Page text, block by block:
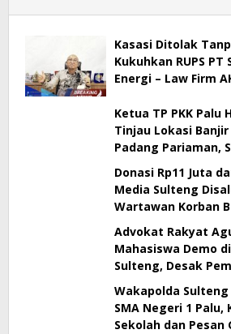
Kasasi Ditolak
Kukuhkan RUPS
Energi – Law Firm
Ketua TP PKK Palu
Tinjau Lokasi
Padang Pariaman,
& Dampingi
dari Pemkot Palu
Donasi Rp11 Juta
Media Sulteng
Wartawan Korban
Advokat Rakyat
Mahasiswa Demo
Sulteng, Desak
Tambang di
Wakapolda Sulteng
SMA Negeri 1 Palu,
Sekolah dan Pesan